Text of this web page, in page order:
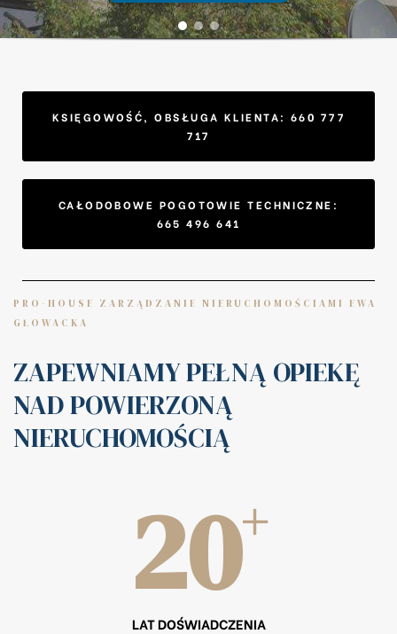
KSIĘGOWOŚĆ, OBSŁUGA KLIENTA: 660 777
717
CAŁODOBOWE POGOTOWIE TECHNICZNE:
665 496 641
PRO-HOUSE ZARZĄDZANIE NIERUCHOMOŚCIAMI EWA
GŁOWACKA
ZAPEWNIAMY PEŁNĄ OPIEKĘ
NAD POWIERZONĄ
NIERUCHOMOŚCIĄ
20+
LAT DOŚWIADCZENIA